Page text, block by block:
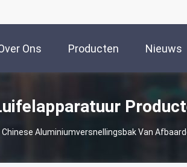
Ons Producten Nieuws
Chinese Aluminiumversnellingsbak Van